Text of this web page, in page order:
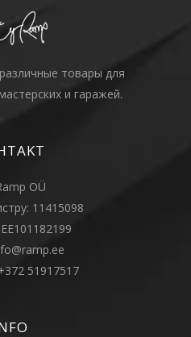
товары для
и гаражей.
OÜ
11415098
51917517